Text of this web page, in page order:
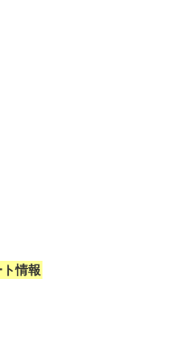
情報